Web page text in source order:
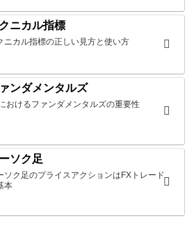
ニカル指標
ニカル指標の正しい見方と使い方
ンダメンタルズ
おけるファンダメンタルズの重要性
ソク足
ソク足のプライスアクションはFXトレード
本